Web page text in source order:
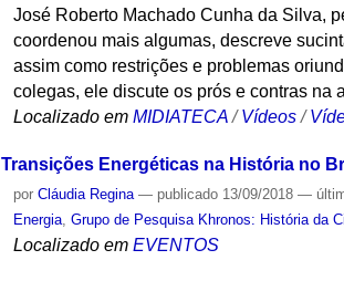
José Roberto Machado Cunha da Silva,
coordenou mais algumas, descreve
assim como restrições e problemas
colegas, ele discute os prós e contras na
Localizado em MIDIATECA /Vídeos /
Transições Energéticas na História no
porCláudia Regina — publicado 13/09/2018—
Energia ,Grupo de Pesquisa Khronos: História da
Localizado em EVENTOS